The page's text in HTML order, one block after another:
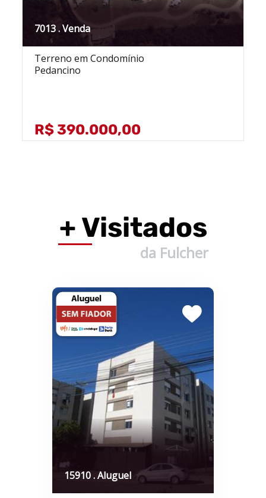
7013 . Venda
Terreno em Condomínio
Pedancino
R$ 390.000,00
+ Visitados
da Fulcher
15910 . Aluguel